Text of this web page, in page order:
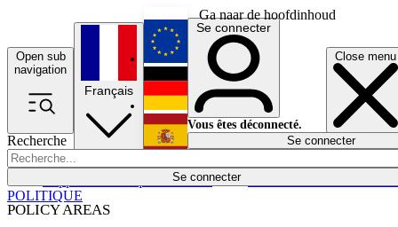
Ga naar de hoofdinhoud
Open sub
navigation
Close menu
Recherche
Se connecter
POLICY AREAS
Économie
Français
English
Deutsch
Español
Se connecter
Vous êtes déconnecté.
Se connecter
POLITIQUE